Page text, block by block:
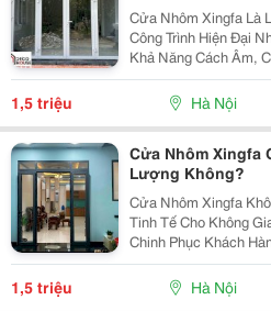
Cửa Nhôm Xingfa Là
Công Trình Hiện Đại
Khả Năng Cách Âm,
Trên Thị Trường Hiện
Biến: Cửa Nhôm
Khẩu...
1,5 triệu Hà Nội
Cửa Nhôm Xingfa
Lượng Không?
Cửa Nhôm Xingfa
Tinh Tế Cho Không
Chinh Phục Khách
Chịu Lực Tốt Và Mức
Cửa Khác, Cửa
Bảo Được...
1,5 triệu Hà Nội